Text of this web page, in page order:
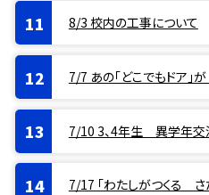
8/3 校内の工事について
7/7 あの「どこでもドア」
7/10 3、4年生 異学年交
7/17 「わたしがつくる さ